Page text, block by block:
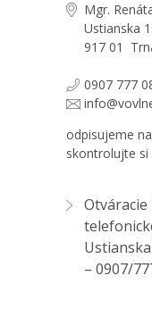
Mgr.
Ustianska
917 01
0907 777
odpisujeme
skontrolujte si
– 0907/